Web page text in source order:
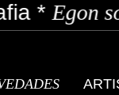
soda*